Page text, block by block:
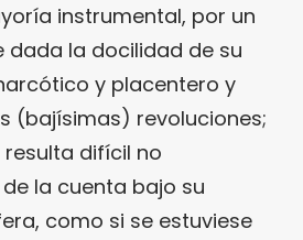
instrumental, por un
dada la docilidad de su
y placentero y
(bajísimas) revoluciones;
difícil no
la cuenta bajo su
como si se estuviese